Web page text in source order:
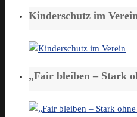
Kinderschutz im
„Fair bleiben – Stark